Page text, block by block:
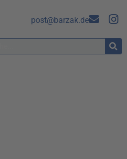
post@barzak.de